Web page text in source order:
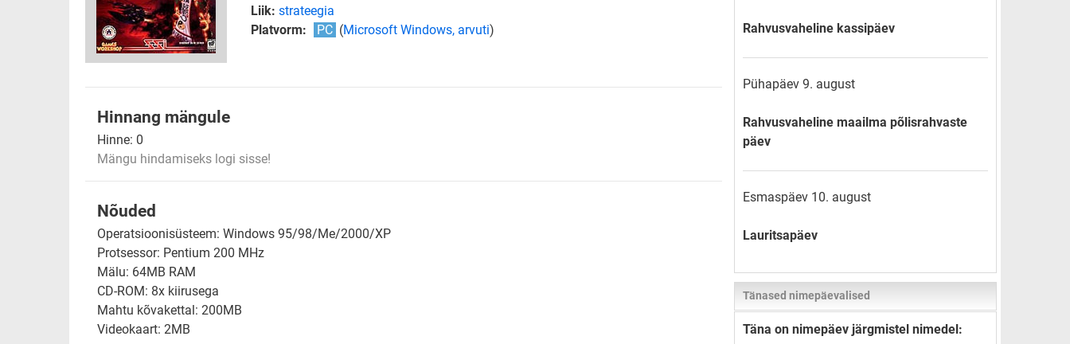
Liik: strateegia
Platvorm:
PC (Microsoft Windows, arvuti)
Hinnang mängule
Hinne: 0
Mängu hindamiseks logi sisse!
Nõuded
Operatsioonisüsteem: Windows 95/98/Me/2000/XP
Protsessor: Pentium 200 MHz
Mälu: 64MB RAM
CD-ROM: 8x kiirusega
Mahtu kõvakettal: 200MB
Videokaart: 2MB
Rahvusvaheline kassipäev
Pühapäev 9. august
Rahvusvaheline maailma põlisrahvaste
päev
Esmaspäev 10. august
Lauritsapäev
Tänased nimepäevalised
Täna on nimepäev järgmistel nimedel: